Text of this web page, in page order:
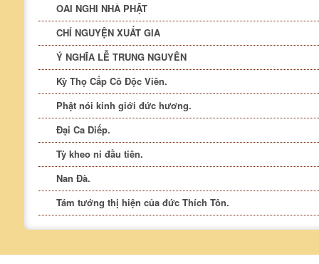
OAI NGHI NHÀ PHẬT
CHÍ NGUYỆN XUẤT GIA
Ý NGHĨA LỄ TRUNG NGUYÊN
Kỳ Thọ Cấp Cô Độc Viên.
Phật nói kinh giới đức hương.
Đại Ca Diếp.
Tỳ kheo ni đầu tiên.
Nan Đà.
Tám tướng thị hiện của đức Thích Tôn.